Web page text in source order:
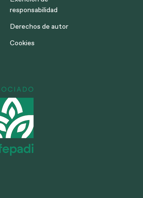
responsabilidad
Derechos de autor
Cookies